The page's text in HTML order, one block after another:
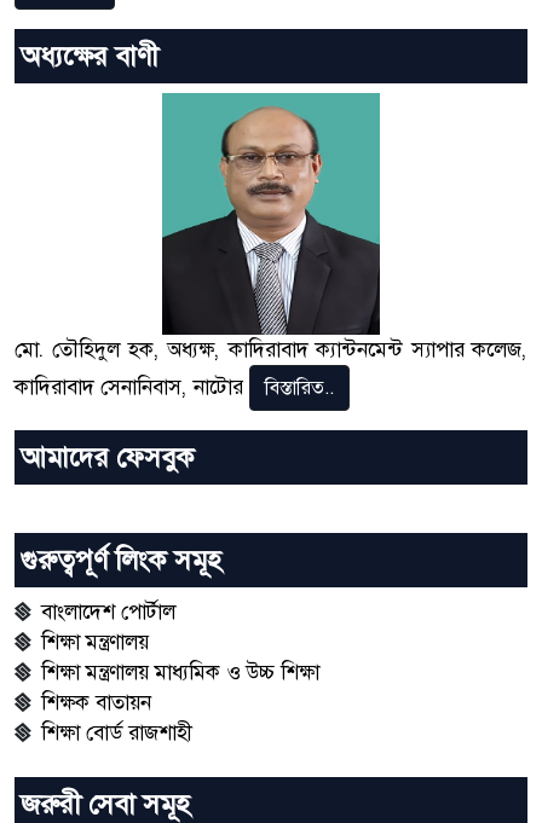
অধ্যক্ষের বাণী
মো. তৌহিদুল হক, অধ্যক্ষ, কাদিরাবাদ ক্যান্টনমেন্ট স্যাপার কলেজ,
কাদিরাবাদ সেনানিবাস, নাটোর
বিস্তারিত..
আমাদের ফেসবুক
গুরুত্বপূর্ণ লিংক সমূহ
বাংলাদেশ পোর্টাল
শিক্ষা মন্ত্রণালয়
শিক্ষা মন্ত্রণালয় মাধ্যমিক ও উচ্চ শিক্ষা
শিক্ষক বাতায়ন
শিক্ষা বোর্ড রাজশাহী
জরুরী সেবা সমূহ